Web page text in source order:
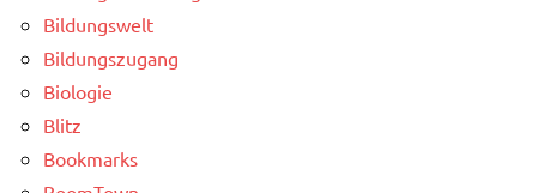
Bildungswelt
Bildungszugang
Biologie
Blitz
Bookmarks